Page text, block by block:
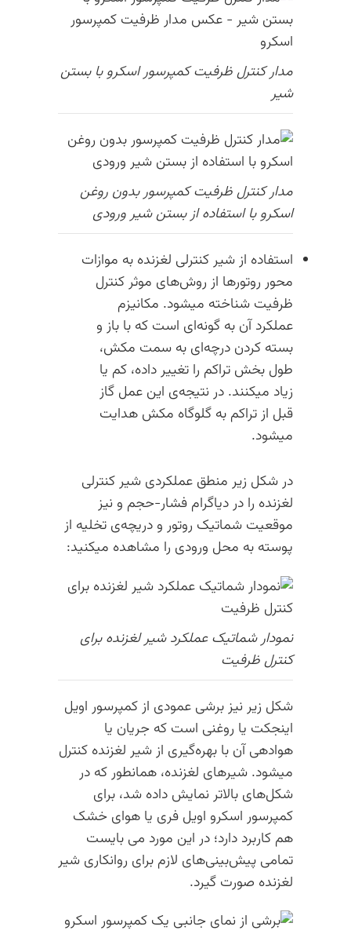
مدار کنترل ظرفیت کمپرسور اسکرو با بستن
شیر
مدار کنترل ظرفیت کمپرسور بدون روغن
اسکرو با استفاده از بستن شیر ورودی
استفاده از شیر کنترلی لغزنده به موازات
محور روتورها از روش‌های موثر کنترل
ظرفیت شناخته میشود. مکانیزم
عملکرد آن به گونه‌ای است که با باز و
بسته کردن درچه‌ای به سمت مکش،‌
طول بخش تراکم را تغییر داده، کم یا
زیاد میکنند. در نتیجه‌ی این عمل گاز
قبل از تراکم به گلوگاه مکش هدایت
میشود.
در شکل زیر منطق عملکردی شیر کنترلی
لغزنده را در دیاگرام فشار-حجم و نیز
موقعیت شماتیک روتور و دریچه‌ی تخلیه از
پوسته به محل ورودی را مشاهده میکنید:
نمودار شماتیک عملکرد شیر لغزنده برای
کنترل ظرفیت
شکل زیر نیز برشی عمودی از کمپرسور اویل
اینجکت یا روغنی است که جریان یا
هوادهی آن با بهره‌گیری از شیر لغزنده کنترل
میشود. شیرهای لغزنده، همانطور که در
شکل‌های بالاتر نمایش داده شد، برای
کمپرسور اسکرو اویل فری یا هوای خشک
هم کاربرد دارد؛ در این مورد می بایست
تمامی پیش‌بینی‌های لازم برای روانکاری شیر
لغزنده صورت گیرد.